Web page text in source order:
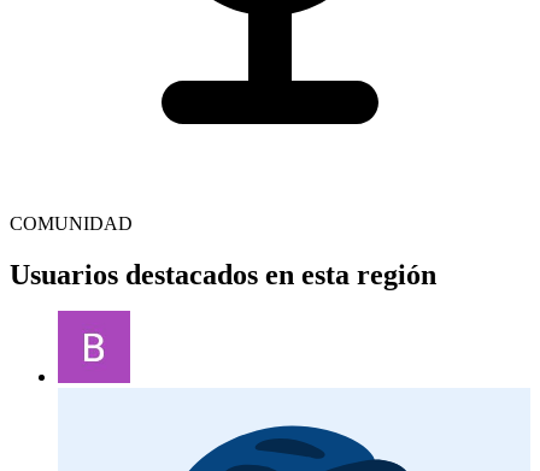
COMUNIDAD
Usuarios destacados en esta región